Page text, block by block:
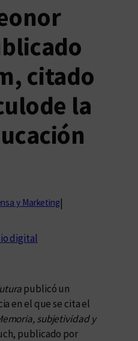
citado
la
y Marketing|
digital
publicó un
en el que se cita el
subjetividad y
publicado por